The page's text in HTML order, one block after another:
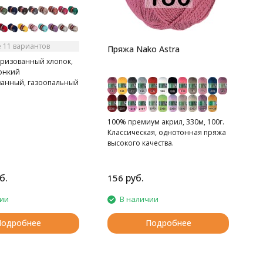
11 вариантов
хлопок,
газоопальный
Пряжа Nako Astra
100% премиум акрил, 330м, 100г.
Классическая, однотонная пряжа
высокого качества.
156 руб.
В наличии
Подробнее